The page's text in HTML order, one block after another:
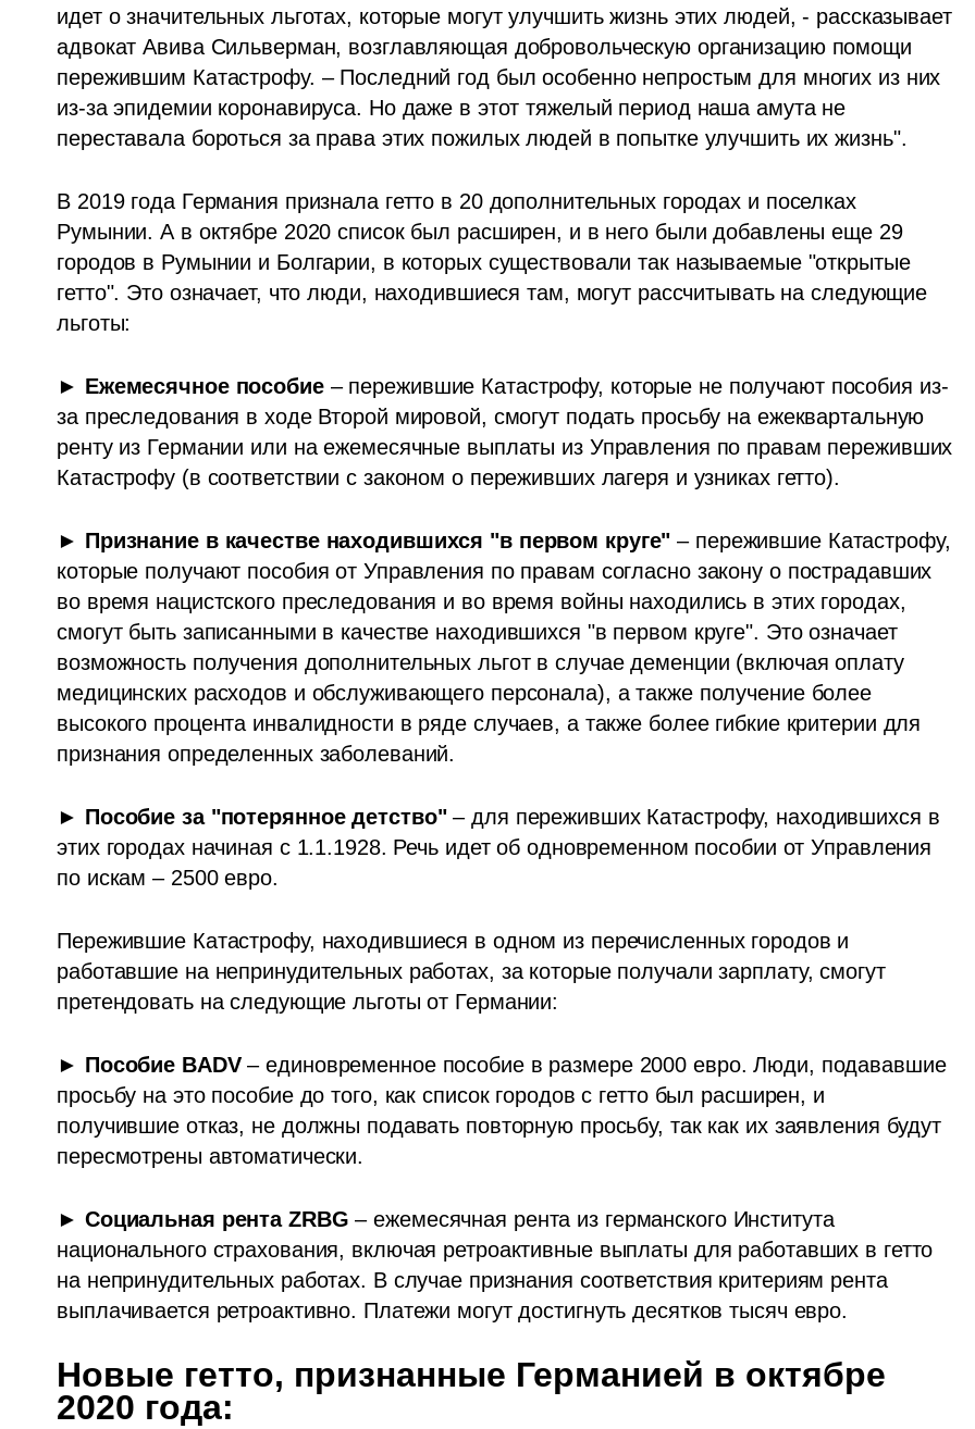
идет о значительных льготах, которые могут улучшить жизнь этих людей, - рассказывает
адвокат Авива Сильверман, возглавляющая добровольческую организацию помощи
пережившим Катастрофу. – Последний год был особенно непростым для многих из них
из-за эпидемии коронавируса. Но даже в этот тяжелый период наша амута не
переставала бороться за права этих пожилых людей в попытке улучшить их жизнь".
В 2019 года Германия признала гетто в 20 дополнительных городах и поселках
Румынии. А в октябре 2020 список был расширен, и в него были добавлены еще 29
городов в Румынии и Болгарии, в которых существовали так называемые "открытые
гетто". Это означает, что люди, находившиеся там, могут рассчитывать на следующие
льготы:
► Ежемесячное пособие – пережившие Катастрофу, которые не получают пособия из-
за преследования в ходе Второй мировой, смогут подать просьбу на ежеквартальную
ренту из Германии или на ежемесячные выплаты из Управления по правам переживших
Катастрофу (в соответствии с законом о переживших лагеря и узниках гетто).
► Признание в качестве находившихся "в первом круге" – пережившие Катастрофу,
которые получают пособия от Управления по правам согласно закону о пострадавших
во время нацистского преследования и во время войны находились в этих городах,
смогут быть записанными в качестве находившихся "в первом круге". Это означает
возможность получения дополнительных льгот в случае деменции (включая оплату
медицинских расходов и обслуживающего персонала), а также получение более
высокого процента инвалидности в ряде случаев, а также более гибкие критерии для
признания определенных заболеваний.
► Пособие за "потерянное детство" – для переживших Катастрофу, находившихся в
этих городах начиная с 1.1.1928. Речь идет об одновременном пособии от Управления
по искам – 2500 евро.
Пережившие Катастрофу, находившиеся в одном из перечисленных городов и
работавшие на непринудительных работах, за которые получали зарплату, смогут
претендовать на следующие льготы от Германии:
► Пособие BADV – единовременное пособие в размере 2000 евро. Люди, подававшие
просьбу на это пособие до того, как список городов с гетто был расширен, и
получившие отказ, не должны подавать повторную просьбу, так как их заявления будут
пересмотрены автоматически.
► Социальная рента ZRBG – ежемесячная рента из германского Института
национального страхования, включая ретроактивные выплаты для работавших в гетто
на непринудительных работах. В случае признания соответствия критериям рента
выплачивается ретроактивно. Платежи могут достигнуть десятков тысяч евро.
Новые гетто, признанные Германией в октябре
2020 года: